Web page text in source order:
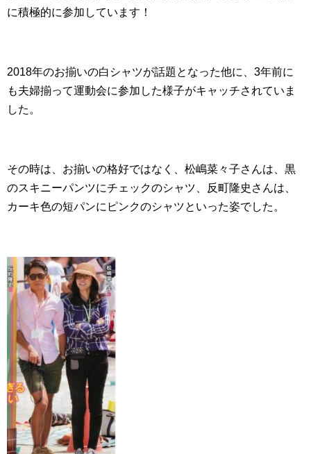
に積極的に参加しています！
2018年のお揃いの白シャツが話題となった他に、3年前に
も夫婦揃って運動会に参加した様子がキャッチされていま
した。
その時は、お揃いの格好ではなく、松嶋菜々子さんは、黒
のスキニーパンツにチェックのシャツ、反町隆史さんは、
カーキ色の短パンにピンクのシャツといった姿でした。